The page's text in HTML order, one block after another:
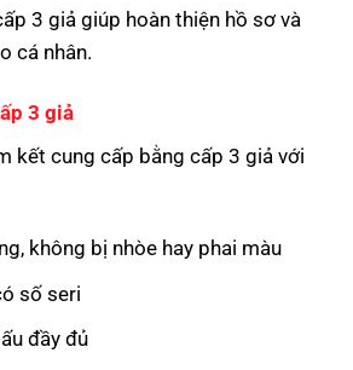
3 giả giúp hoàn thiện hồ sơ và
cá nhân.
3 giả
kết cung cấp bằng cấp 3 giả với
không bị nhòe hay phai màu
số seri
đầy đủ